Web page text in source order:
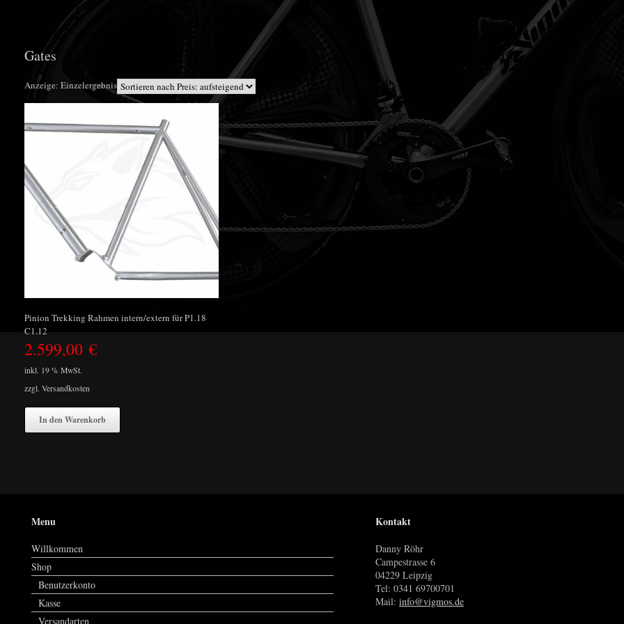
Gates
Anzeige: Einzelergebnis
Pinion Trekking Rahmen intern/extern für P1.18
C1.12
2.599,00 €
inkl. 19 % MwSt.
zzgl. Versandkosten
In den Warenkorb
Menu
Willkommen
Shop
Benutzerkonto
Kasse
Versandarten
Kontakt
Danny Röhr
Campestrasse 6
04229 Leipzig
Tel: 0341 69700701
Mail: info@vigmos.de